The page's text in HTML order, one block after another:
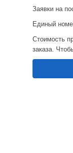
Заявки на
Единый
Стоимость
заказа.